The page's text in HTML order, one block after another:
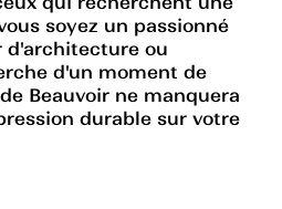
soyez un passionné
d'architecture ou
d'un moment de
Beauvoir ne manquera
durable sur votre